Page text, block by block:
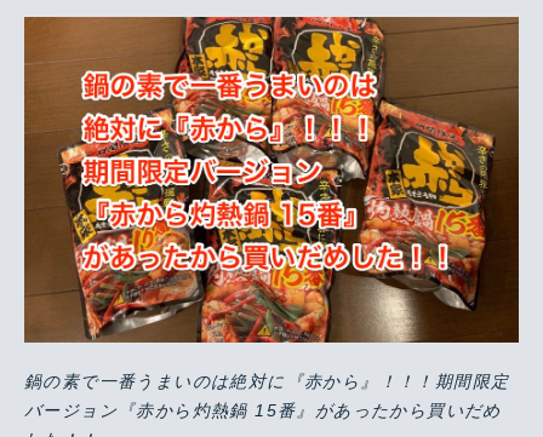
鍋の素で一番うまいのは絶対に『赤から』！！！期間限定
バージョン『赤から灼熱鍋 15番』があったから買いだめ